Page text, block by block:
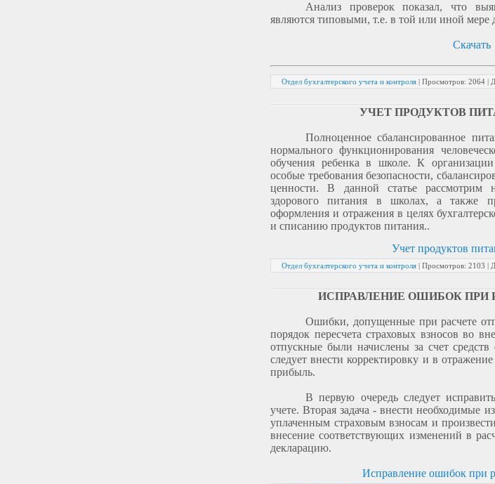
Анализ проверок показал, что
являются типовыми, т.е. в той или иной
Скачать
Отдел бухгалтерского учета и контроля | Просмотров: 2064 |
УЧЕТ ПРОДУКТОВ
Полноценное сбалансированное
нормального функционирования
обучения ребенка в школе. К
особые требования безопасности,
ценности. В данной статье рассмотрим
здорового питания в школах, а также
оформления и отражения в целях
и списанию продуктов питания..
Учет продуктов
Отдел бухгалтерского учета и контроля | Просмотров: 2103 |
ИСПРАВЛЕНИЕ ОШИБОК ПРИ
Ошибки, допущенные при расчете
порядок пересчета страховых взносов во
отпускные были начислены за счет
следует внести корректировку и в
прибыль.
В первую очередь следует
учете. Вторая задача - внести необходимые
уплаченным страховым взносам и
внесение соответствующих изменений в
декларацию.
Исправление ошибок при